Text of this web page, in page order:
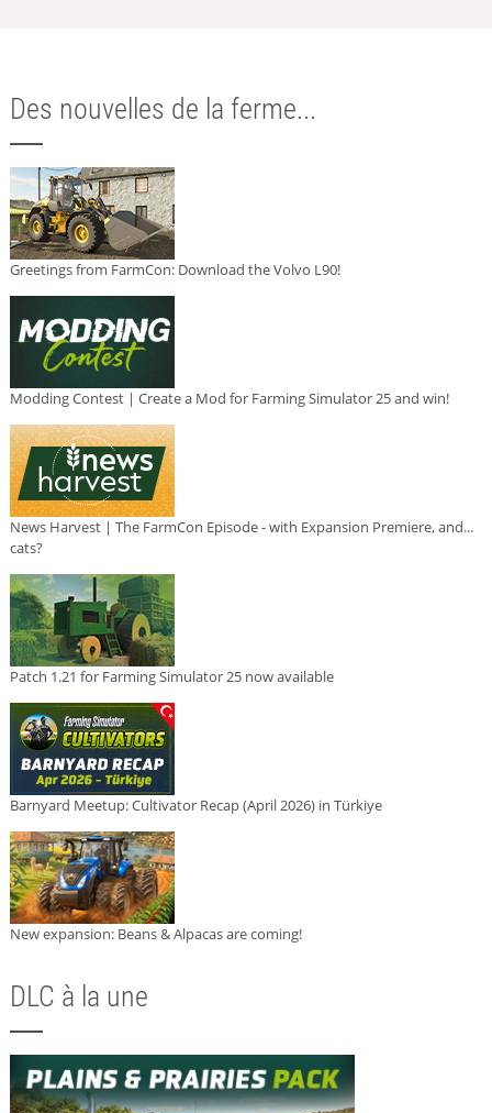
Des nouvelles de la ferme...
Greetings from FarmCon: Download the Volvo L90!
Modding Contest | Create a Mod for Farming Simulator 25 and win!
News Harvest | The FarmCon Episode - with Expansion Premiere, and...
cats?
Patch 1.21 for Farming Simulator 25 now available
Barnyard Meetup: Cultivator Recap (April 2026) in Türkiye
New expansion: Beans & Alpacas are coming!
DLC à la une